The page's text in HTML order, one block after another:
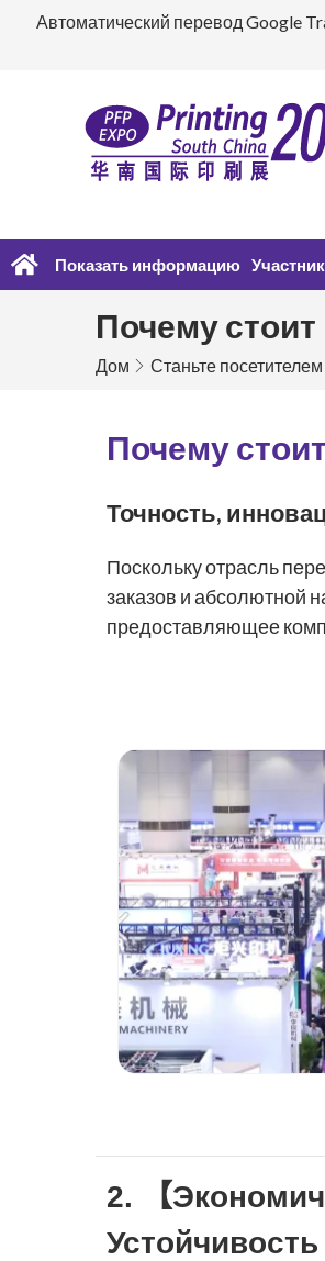
Автоматический перевод Google
Показать информацию
Почему стоит
Дом Станьте посетителем
Почему
Точность,
Поскольку отрасль
заказов и абсолютной
предоставляющее
2. 【